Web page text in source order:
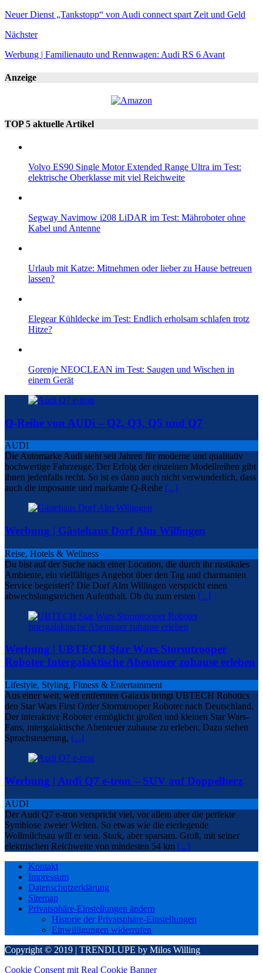
Neuer Dienst „Tankstopp“ von Audi connect spart Zeit und Geld
Nächster
Werbung | Familienauto und Rennwagen: Audi RS 6 Avant
Anzeige
TOP 5 aktuelle Artikel
Volvo ES90 Single Motor Extended Range Ultra im Test:
elektrische Oberklasse mit viel Reichweite
Segway Navimow i208 LiDAR im Test: Mähroboter ohne
Kabel und Antenne
Urlaub mit Katze: Mitnehmen oder lieber zu Hause betreuen
lassen?
Elegear Kühldecke im Test: Endlich erholsam schlafen trotz
Hitze?
Gorenje NEOCLEAN im Test: Saugen und Wischen in
einem Gerät
Q-Reihe von AUDi – Q2, Q3, Q5 und Q7
AUDI
Die Automarke Audi steht seit Jahren für moderne und qualitativ
hochwertige Fahrzeuge. Der Erfolg der einzelnen Modellreihen gibt
ihnen jedenfalls recht. So ist es dann auch nicht verwunderlich, dass
auch die imposante und markante Q-Reihe [...]
Werbung | Gästehaus Dorf Alm Willingen
Reise, Hotels & Wellness
Du bist auf der Suche nach einer Location, die durch ihr rustikales
Ambiente, ein vielfältiges Angebot über den Tag und charmanten
Service begeistert? Die Dorf Alm Willingen verspricht einen
abwechslungsreichen Aufenthalt. Ob du zum ersten [...]
Werbung | UBTECH Star Wars Stormtrooper
Roboter Intergalaktische Abenteuer zuhause erleben
Lifestyle, Styling, Fitness & Entertainment
Aus einer weit, weit entfernten Galaxis bringt UBTECH Robotics
den Star Wars First Order Stormtrooper Roboter nach Deutschland.
Der interaktive Roboter ermöglicht großen und kleinen Star Wars-
Fans, intergalaktische Abenteuer zuhause zu erleben. Dazu stehen
Sprachsteuerung, [...]
Werbung | Audi Q7 e-tron – SUV auf Doppelherz
AUDI
Der Audi Q7 e-tron verspricht viel, vor allem aber die perfekte
Symbiose zweier Welten. So etwas wie die eierlegende
Wollmilchsau will er sein. Stark, aber sparsam. Groß, mit seiner
elektrischen Reichweite von mindesten 54 km [...]
Kontakt
Impressum
Datenschutzerklärung
Sitemap
Privatsphäre-Einstellungen ändern
Historie der Privatsphäre-Einstellungen
Einwilligungen widerrufen
Copyright © 2019 | TRENDLUPE by Milos Willing
Cookie Consent mit Real Cookie Banner